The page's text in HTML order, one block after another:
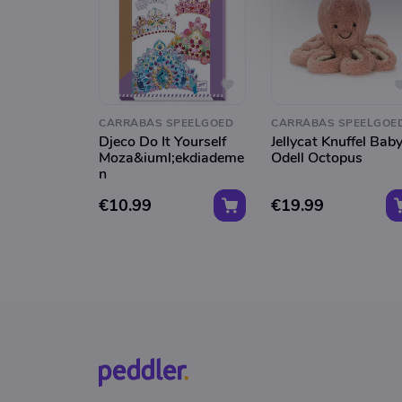
CARRABAS SPEELGOED
Djeco Do It Yourself
Moza&iuml;ekdiademe
n
€10.99
CARRABAS
Jellycat Knuffel Baby
Odell Octopus
€19.99